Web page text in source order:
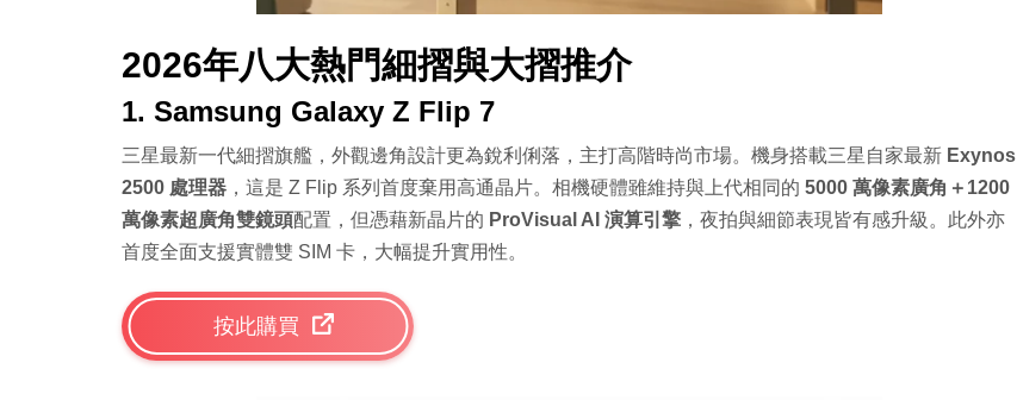
2026年八大熱門細摺與大摺推介
1. Samsung Galaxy Z Flip 7
三星最新一代細摺旗艦，外觀邊角設計更為銳利俐落，主打高階時尚市場。機身搭載三星自家最新 Exynos
2500 處理器 ，這是 Z Flip 系列首度棄用高通晶片。相機硬體雖維持與上代相同的 5000 萬像素廣角＋1200
萬像素超廣角雙鏡頭配置，但憑藉新晶片的 ProVisual AI 演算引擎 ，夜拍與細節表現皆有感升級。此外亦
首度全面支援實體雙 SIM 卡，大幅提升實用性。
按此購買